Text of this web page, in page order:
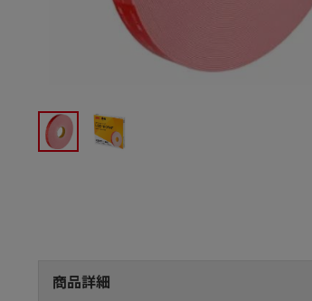
商品詳細